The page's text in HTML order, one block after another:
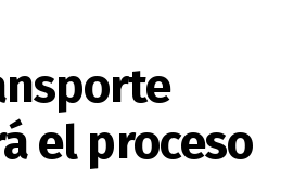
el proceso